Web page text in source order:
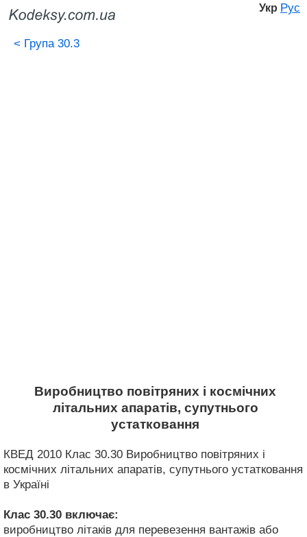
Укр Рус
< Група 30.3
Виробництво повітряних і космічних
літальних апаратів, супутнього
устатковання
КВЕД 2010 Клас 30.30 Виробництво повітряних і
космічних літальних апаратів, супутнього устатковання
в Україні
Клас 30.30 включає:
виробництво літаків для перевезення вантажів або